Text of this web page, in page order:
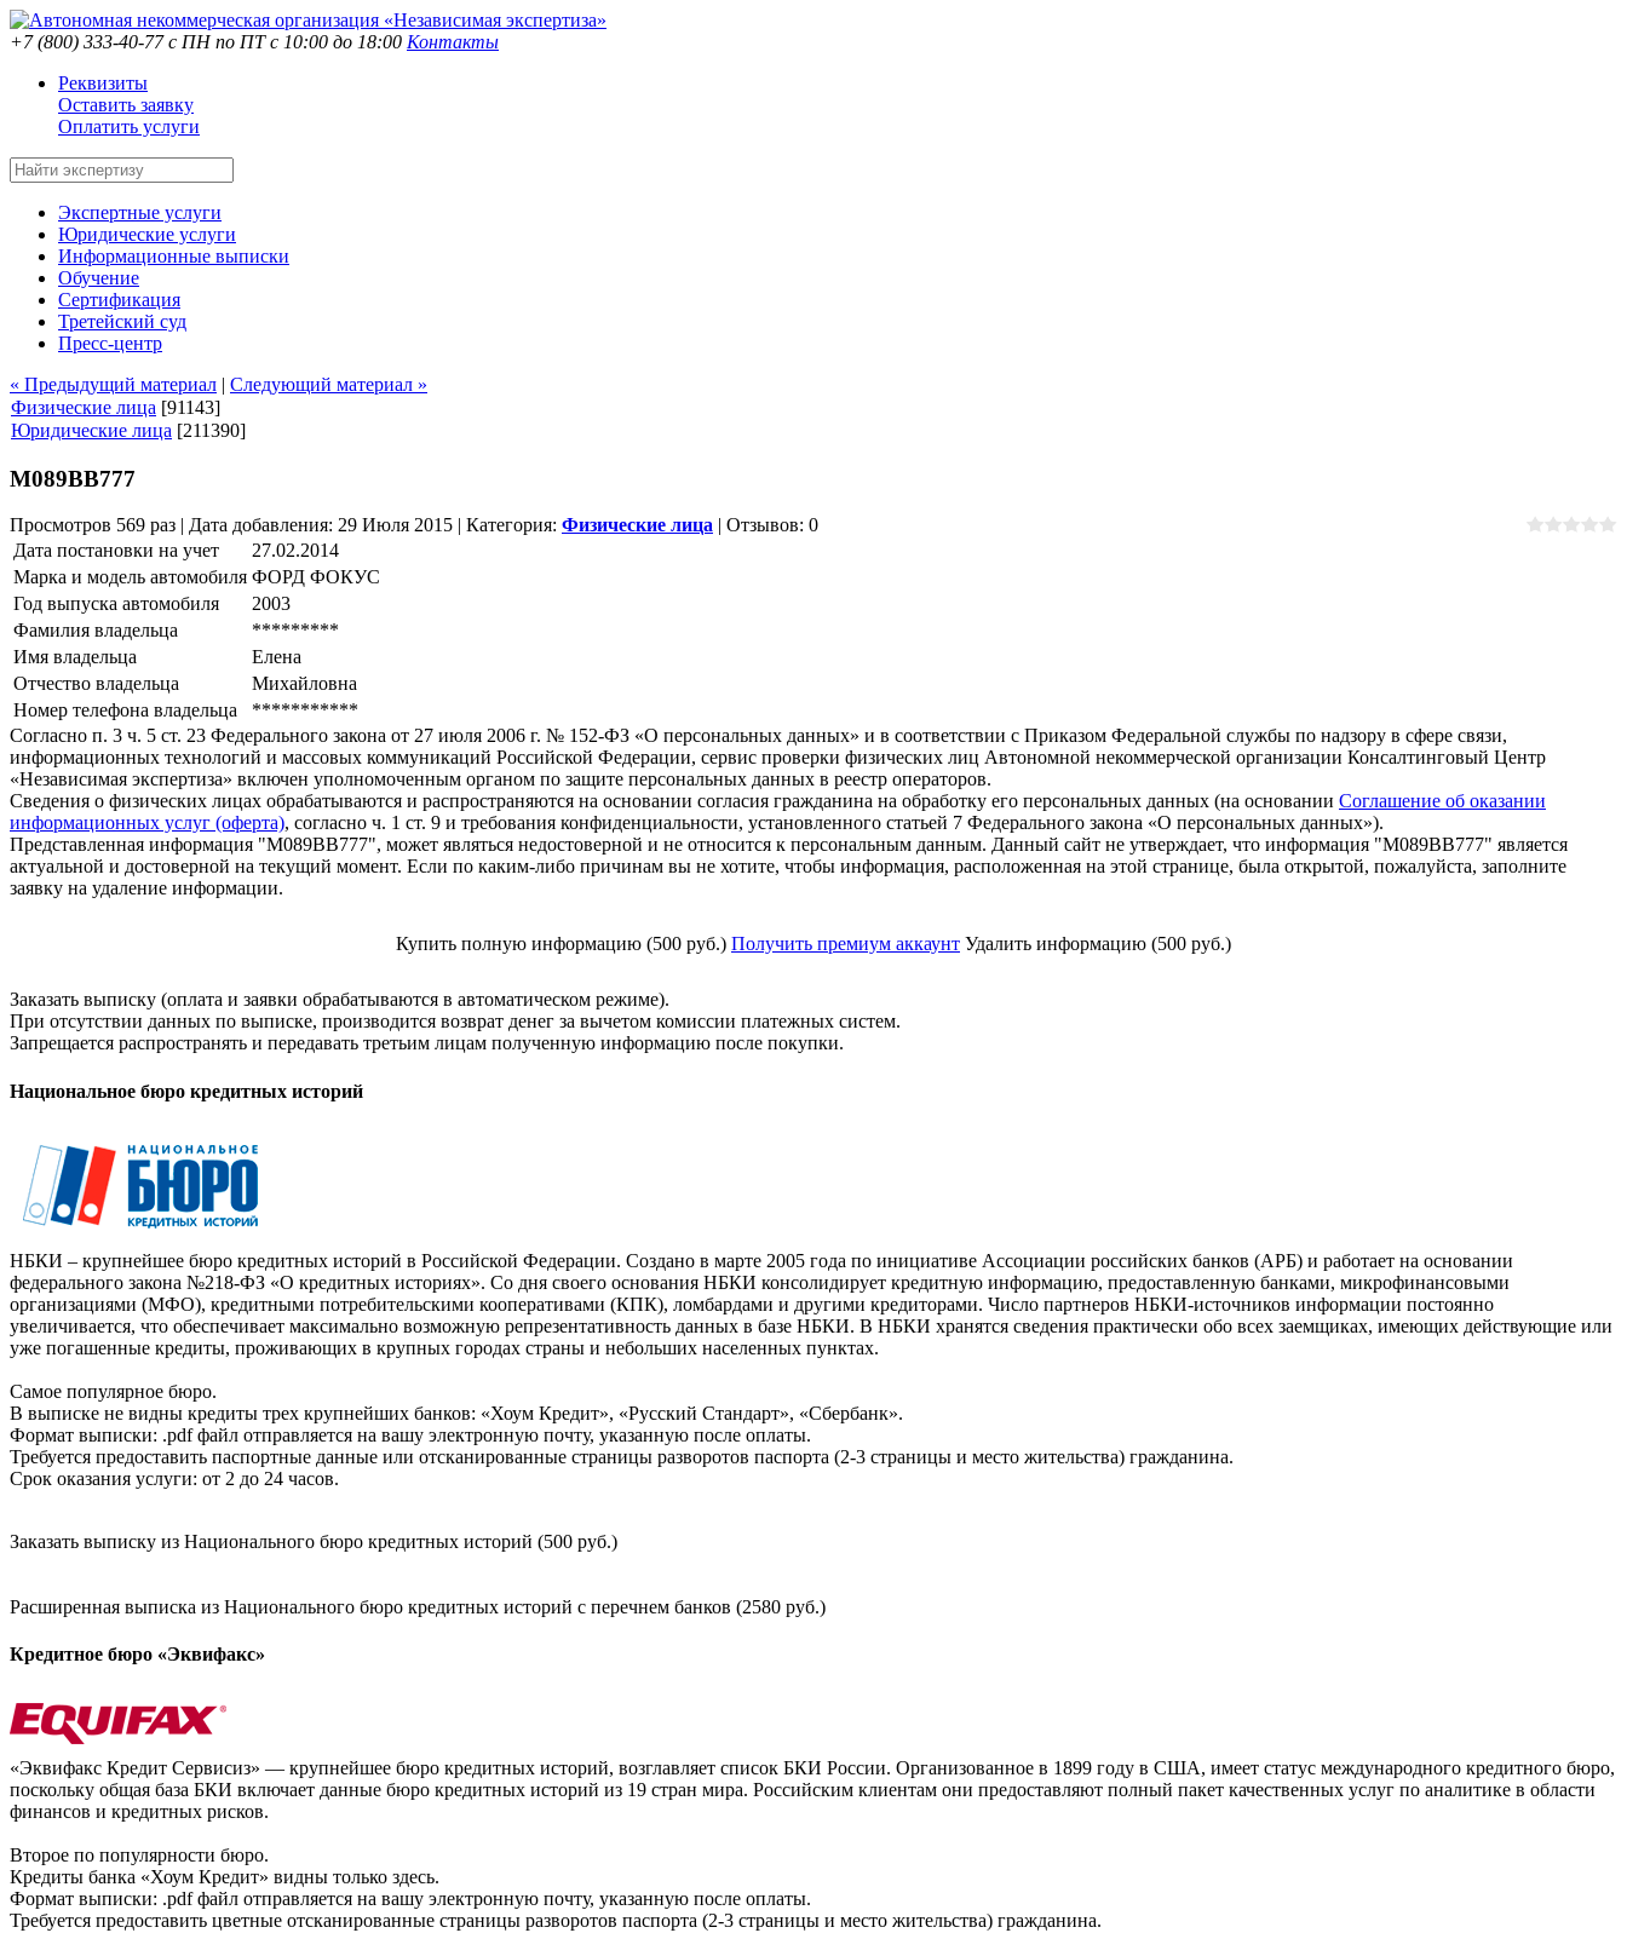
+7 (800) 333-40-77с ПН по ПТ с 10:00 до 18:00 Контакты
Реквизиты
Оставить заявку
Оплатить услуги
Экспертные услуги
Юридические услуги
Информационные выписки
Обучение
Сертификация
Третейский суд
Пресс-центр
« Предыдущий материал | Следующий материал »
Физические лица [91143]
Юридические лица [211390]
М089ВВ777
Просмотров 569 раз | Дата добавления: 29 Июля 2015 | Категория: Физические лица | Отзывов: 0
Дата постановки на учет
27.02.2014
Марка и модель автомобиля ФОРД ФОКУС
Год выпуска автомобиля
2003
Фамилия владельца
*********
Имя владельца
Елена
Отчество владельца
Михайловна
Номер телефона владельца
***********
Согласно п. 3 ч. 5 ст. 23 Федерального закона от 27 июля 2006 г. № 152-ФЗ «О персональных данных» и в соответствии с Приказом Федеральной службы по надзору в сфере связи,
информационных технологий и массовых коммуникаций Российской Федерации, сервис проверки физических лиц Автономной некоммерческой организации Консалтинговый Центр
«Независимая экспертиза» включен уполномоченным органом по защите персональных данных в реестр операторов.
Сведения о физических лицах обрабатываются и распространяются на основании согласия гражданина на обработку его персональных данных (на основании Соглашение об оказании
информационных услуг (оферта), согласно ч. 1 ст. 9 и требования конфиденциальности, установленного статьей 7 Федерального закона «О персональных данных»).
Представленная информация "М089ВВ777", может являться недостоверной и не относится к персональным данным. Данный сайт не утверждает, что информация "М089ВВ777" является
актуальной и достоверной на текущий момент. Если по каким-либо причинам вы не хотите, чтобы информация, расположенная на этой странице, была открытой, пожалуйста, заполните
заявку на удаление информации.
Купить полную информацию (500 руб.) Получить премиум аккаунт Удалить информацию (500 руб.)
Заказать выписку (оплата и заявки обрабатываются в автоматическом режиме).
При отсутствии данных по выписке, производится возврат денег за вычетом комиссии платежных систем.
Запрещается распространять и передавать третьим лицам полученную информацию после покупки.
Национальное бюро кредитных историй
НБКИ – крупнейшее бюро кредитных историй в Российской Федерации. Создано в марте 2005 года по инициативе Ассоциации российских банков (АРБ) и работает на основании
федерального закона №218-ФЗ «О кредитных историях». Со дня своего основания НБКИ консолидирует кредитную информацию, предоставленную банками, микрофинансовыми
организациями (МФО), кредитными потребительскими кооперативами (КПК), ломбардами и другими кредиторами. Число партнеров НБКИ-источников информации постоянно
увеличивается, что обеспечивает максимально возможную репрезентативность данных в базе НБКИ. В НБКИ хранятся сведения практически обо всех заемщиках, имеющих действующие или
уже погашенные кредиты, проживающих в крупных городах страны и небольших населенных пунктах.
Самое популярное бюро.
В выписке не видны кредиты трех крупнейших банков: «Хоум Кредит», «Русский Стандарт», «Сбербанк».
Формат выписки: .pdf файл отправляется на вашу электронную почту, указанную после оплаты.
Требуется предоставить паспортные данные или отсканированные страницы разворотов паспорта (2-3 страницы и место жительства) гражданина.
Срок оказания услуги: от 2 до 24 часов.
Заказать выписку из Национального бюро кредитных историй (500 руб.)
Расширенная выписка из Национального бюро кредитных историй с перечнем банков (2580 руб.)
Кредитное бюро «Эквифакс»
«Эквифакс Кредит Сервисиз» — крупнейшее бюро кредитных историй, возглавляет список БКИ России. Организованное в 1899 году в США, имеет статус международного кредитного бюро,
поскольку общая база БКИ включает данные бюро кредитных историй из 19 стран мира. Российским клиентам они предоставляют полный пакет качественных услуг по аналитике в области
финансов и кредитных рисков.
Второе по популярности бюро.
Кредиты банка «Хоум Кредит» видны только здесь.
Формат выписки: .pdf файл отправляется на вашу электронную почту, указанную после оплаты.
Требуется предоставить цветные отсканированные страницы разворотов паспорта (2-3 страницы и место жительства) гражданина.